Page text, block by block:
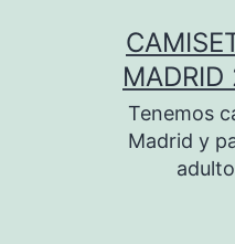
Tenemos
Madrid y